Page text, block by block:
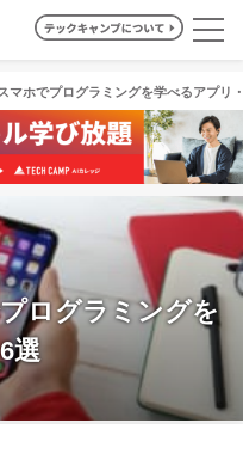
マホでプログラミングを学べるアプリ
プログラミングを
選